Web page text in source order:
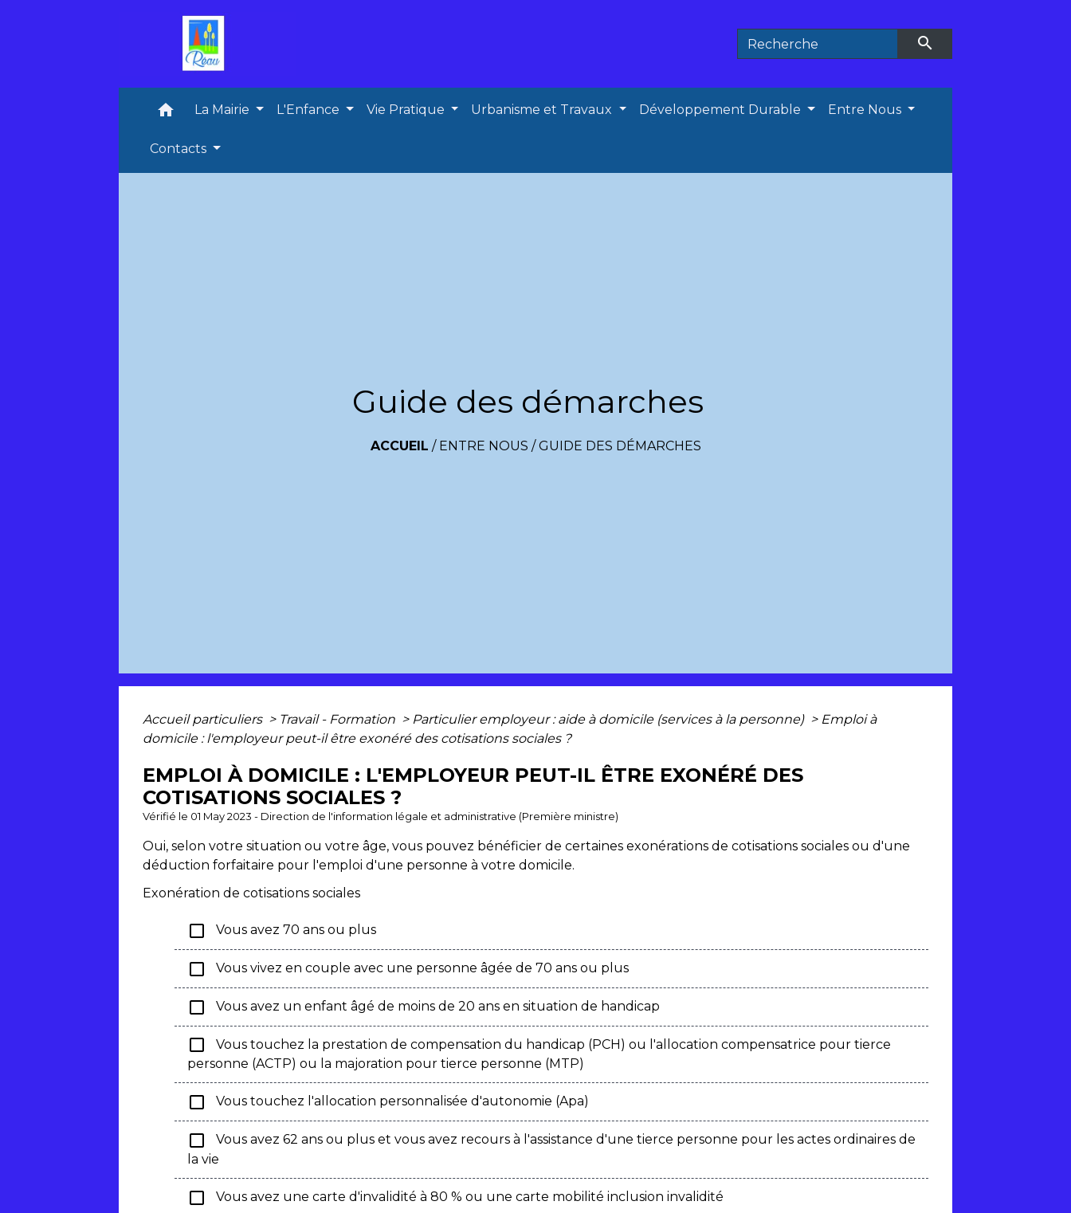
search
home La Mairie L'Enfance Vie Pratique Urbanisme et Travaux Développement Durable Entre Nous
Contacts
Guide des démarches
ACCUEIL / ENTRE NOUS /GUIDE DES DÉMARCHES
Accueil particuliers > Travail - Formation > Particulier employeur : aide à domicile (services à la personne) > Emploi à
domicile : l'employeur peut-il être exonéré des cotisations sociales ?
EMPLOI À DOMICILE : L'EMPLOYEUR PEUT-IL ÊTRE EXONÉRÉ DES
COTISATIONS SOCIALES ?
Vérifié le 01 May 2023 - Direction de l'information légale et administrative (Première ministre)
Oui, selon votre situation ou votre âge, vous pouvez bénéficier de certaines exonérations de cotisations sociales ou d'une
déduction forfaitaire pour l'emploi d'une personne à votre domicile.
Exonération de cotisations sociales
check_box_outline_blank Vous avez 70 ans ou plus
check_box_outline_blank Vous vivez en couple avec une personne âgée de 70 ans ou plus
check_box_outline_blank Vous avez un enfant âgé de moins de 20 ans en situation de handicap
check_box_outline_blank
Vous touchez la prestation de compensation du handicap (PCH) ou l'allocation compensatrice pour tierce
personne (ACTP) ou la majoration pour tierce personne (MTP)
check_box_outline_blank Vous touchez l'allocation personnalisée d'autonomie (Apa)
check_box_outline_blank
Vous avez 62 ans ou plus et vous avez recours à l'assistance d'une tierce personne pour les actes ordinaires de
la vie
check_box_outline_blank Vous avez une carte d'invalidité à 80 % ou une carte mobilité inclusion invalidité